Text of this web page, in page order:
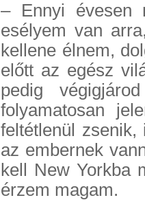
– Ennyi évesen
esélyem van
kellene élnem,
előtt az egész
pedig
folyamatosan
feltétlenül
az embernek
kell New Yorkba
érzem magam.